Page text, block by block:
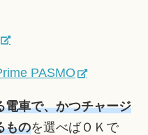
PASMO
電車で、かつチャージ
ものを選べばＯＫで